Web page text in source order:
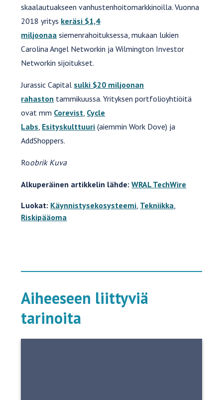
skaalautuakseen vanhustenhoitomarkkinoilla. Vuonna
2018 yritys keräsi $1,4
miljoonaa siemenrahoituksessa, mukaan lukien
Carolina Angel Networkin ja Wilmington Investor
Networkin sijoitukset.
Jurassic Capital sulki $20 miljoonan
rahaston tammikuussa. Yrityksen portfolioyhtiöitä
ovat mm Corevist Cycle
Labs Esityskulttuuri (aiemmin Work Dove) ja
AddShoppers.
Roobrik Kuva
Alkuperäinen artikkelin lähde:WRAL TechWire
Luokat: Käynnistysekosysteemi Tekniikka
Riskipääoma
Aiheeseen liittyviä
tarinoita